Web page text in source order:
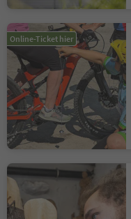
Online-Ticket hier